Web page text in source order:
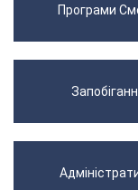
Програми